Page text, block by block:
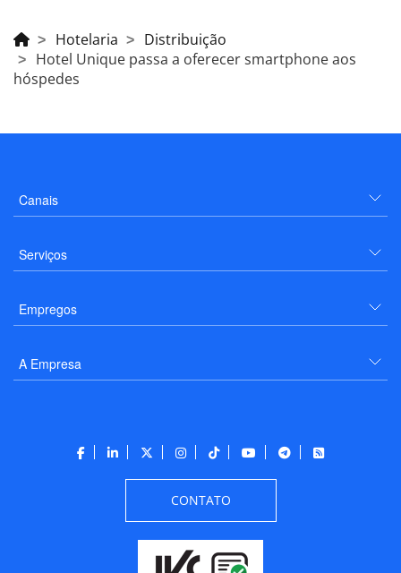
Hotelaria
Distribuição
Hotel Unique passa a oferecer smartphone aos
hóspedes
Canais
Serviços
Empregos
A Empresa
CONTATO